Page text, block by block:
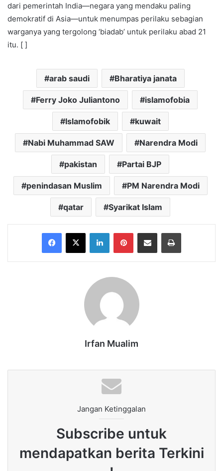
dari pemerintah India—negara yang mendaku paling
demokratif di Asia—untuk menumpas perilaku sebagian
warganya yang tergolong ‘biadab’ untuk perilaku abad 21
itu. [ ]
arab saudi Bharatiya janata
Ferry Joko Juliantono islamofobia
Islamofobik kuwait
Nabi Muhammad SAW Narendra Modi
pakistan Partai BJP
penindasan Muslim PM Narendra Modi
qatar Syarikat Islam
Facebook
X LinkedInPinterestShare via Email Print
Irfan Mualim
Jangan Ketinggalan
Subscribe untuk
mendapatkan berita Terkini